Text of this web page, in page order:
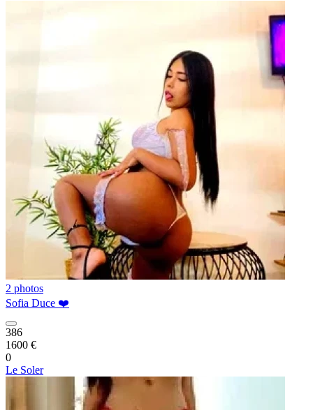
2 photos
Sofia Duce ❤️
386
1600 €
0
Le Soler